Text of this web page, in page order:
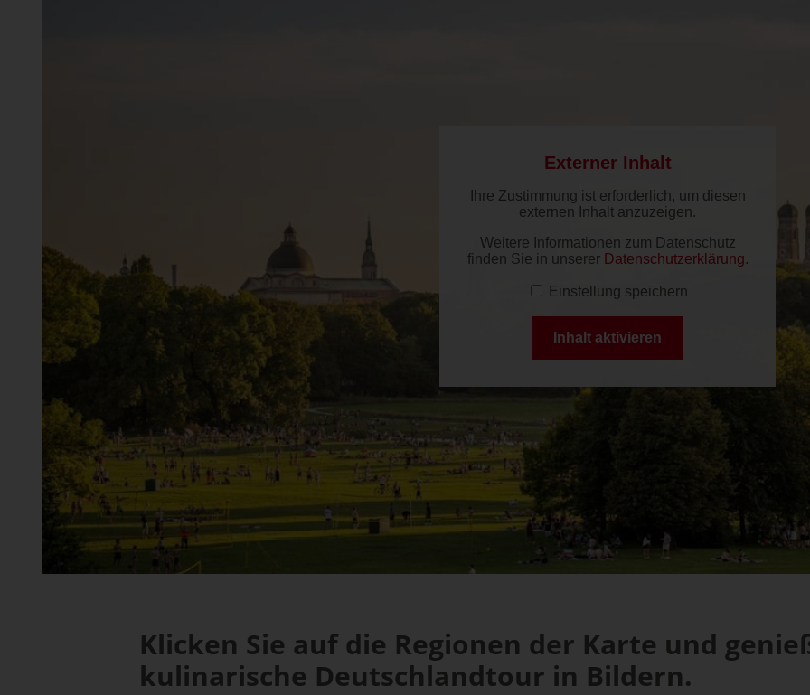
Klicken Sie auf die Regionen der Karte und
kulinarische Deutschlandtour in Bildern.